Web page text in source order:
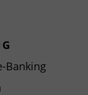
Banking